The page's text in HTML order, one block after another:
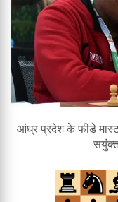
आंध्र प्रदेश के फीडे